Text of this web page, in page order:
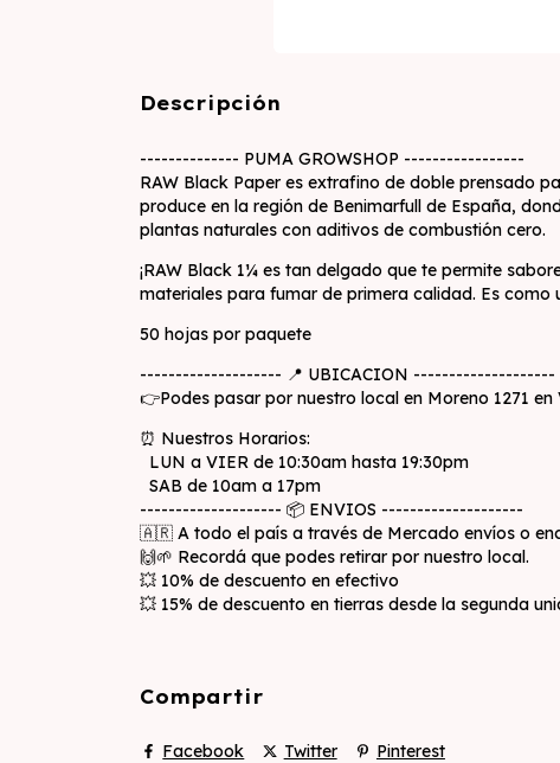
Descripción
-------------- PUMA GROWSHOP -----------------
RAW Black Paper es extrafino de doble prensado
produce en la región de Benimarfull de España,
plantas naturales con aditivos de combustión cero.
¡RAW Black 1¼ es tan delgado que te permite
materiales para fumar de primera calidad. Es como
50 hojas por paquete
-------------------- 📍 UBICACION --------------------
👉Podes pasar por nuestro local en Moreno 1271
⏰ Nuestros Horarios:
LUN a VIER de 10:30am hasta 19:30pm
SAB de 10am a 17pm
-------------------- 📦 ENVIOS --------------------
🇦🇷 A todo el país a través de Mercado envíos o
🙌🌱 Recordá que podes retirar por nuestro local.
💥 10% de descuento en efectivo
💥 15% de descuento en tierras desde la segunda
Compartir
Facebook Twitter Pinterest